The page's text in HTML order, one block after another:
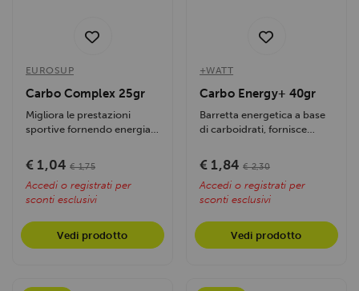
EUROSUP
Carbo Complex 25gr
Migliora le prestazioni
sportive fornendo energia
attraverso...
€ 1,04 € 1,75
Accedi o registrati per
sconti esclusivi
Vedi prodotto
+WATT
Carbo Energy+ 40gr
Barretta energetica a base
di carboidrati, fornisce
€ 1,84 € 2,30
Accedi o registrati per
sconti esclusivi
Vedi prodotto